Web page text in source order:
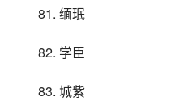
81. 缅珉
82. 学臣
83. 城紫